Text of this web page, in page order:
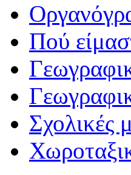
Πού
Σχολικές